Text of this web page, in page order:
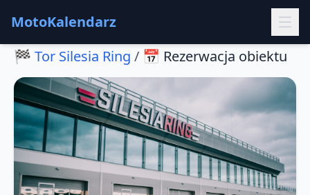
MotoKalendarz
🏁 Tor Silesia Ring / 📅 Rezerwacja obiektu